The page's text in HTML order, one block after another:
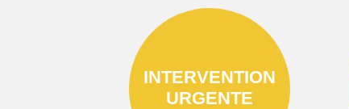
INTERVENTION
URGENTE